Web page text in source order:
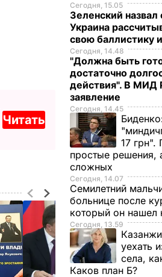
Читать
Сегодня, 15.05
Зеленский
Украина
свою баллистику
Сегодня, 14.48
"Должна быть
достаточно
действия". В МИД
заявление
Сегодня, 14.45
17 грн".
простые решения,
сложных
Сегодня, 14.07
Семилетний
больнице после
который он нашел
Сегодня, 13.59
уехать
села,
Каков план Б?